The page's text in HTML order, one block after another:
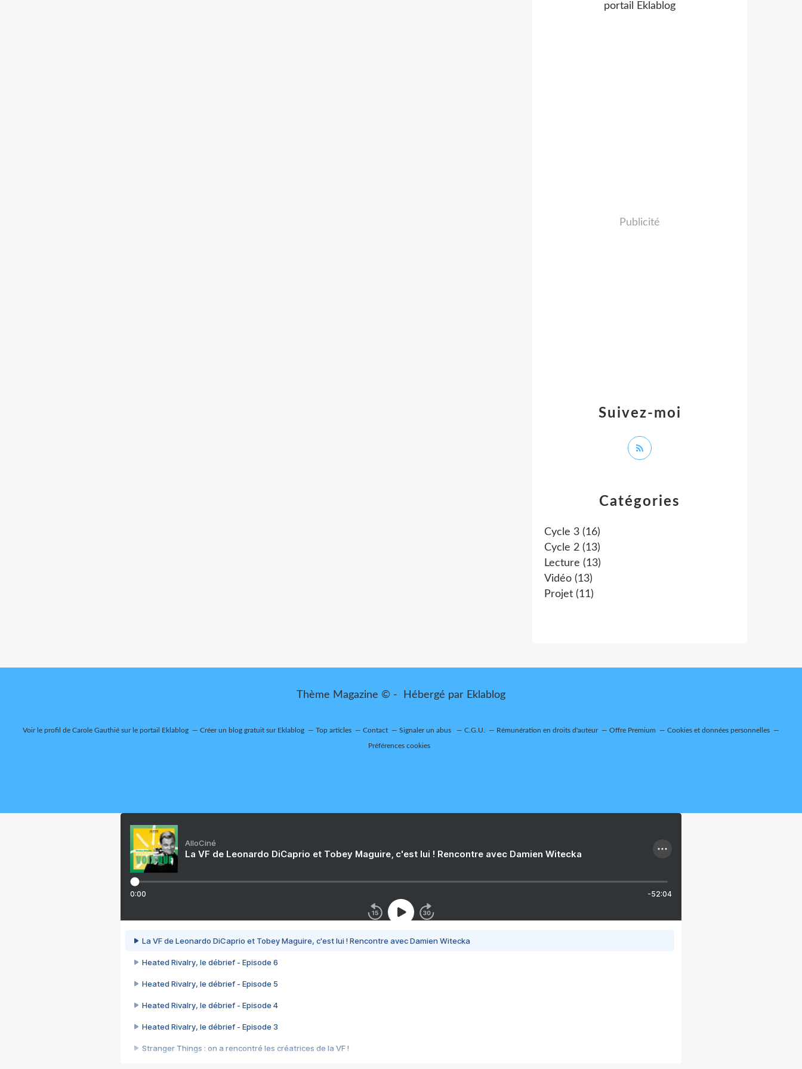
Catégories
Cycle 3 (16)
Cycle 2 (13)
Lecture (13)
Vidéo (13)
Projet (11)
Suivez-moi
portail Eklablog
Publicité
Thème Magazine © - Hébergé par Eklablog
Voir le profil de Carole Gauthié sur le portail Eklablog Créer un blog gratuit sur Eklablog Top articles Contact Signaler un abus C.G.U. Rémunération en droits d'auteur Offre Premium Cookies et données personnelles
Préférences cookies
AlloCiné
La VF de Leonardo DiCaprio et Tobey Maguire, c'est lui ! Rencontre avec Damien Witecka
0:00 -52:04
La VF de Leonardo DiCaprio et Tobey Maguire, c'est lui ! Rencontre avec Damien Witecka
Heated Rivalry, le débrief - Episode 6
Heated Rivalry, le débrief - Episode 5
Heated Rivalry, le débrief - Episode 4
Heated Rivalry, le débrief - Episode 3
Stranger Things : on a rencontré les créatrices de la VF !